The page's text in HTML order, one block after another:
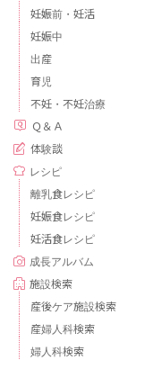
妊娠前・妊活
妊娠中
出産
育児
不妊・不妊治療
Ｑ＆Ａ
体験談
レシピ
離乳食レシピ
妊娠食レシピ
妊活食レシピ
成長アルバム
施設検索
産後ケア施設検索
産婦人科検索
婦人科検索